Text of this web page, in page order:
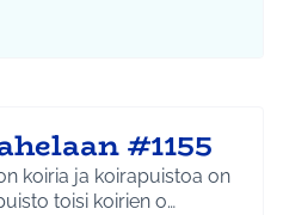
#1155
koiria ja koirapuistoa on
toisi koirien o…